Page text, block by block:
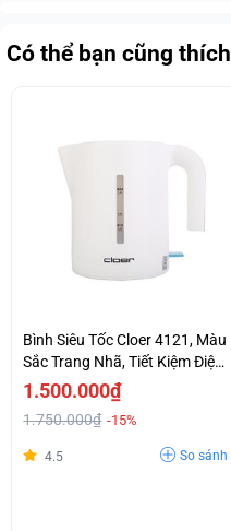
Có thể bạn cũng thích
Bình Siêu Tốc Cloer 4121, Màu
Sắc Trang Nhã, Tiết Kiệm Điện
Năng.
1.500.000₫
1.750.000₫ -15%
4.5 So sánh